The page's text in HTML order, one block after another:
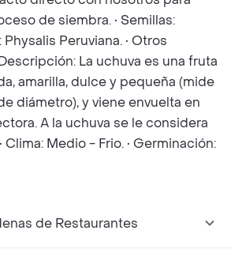
de siembra. • Semillas:
Physalis Peruviana. • Otros
La uchuva es una fruta
amarilla, dulce y pequeña (mide
diámetro), y viene envuelta en
A la uchuva se le considera
Clima: Medio - Frio. • Germinación:
de Restaurantes